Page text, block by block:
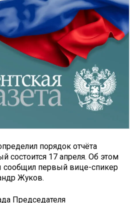
порядок отчёта
состоится 17 апреля. Об этом
сообщил первый вице-спикер
Жуков.
Председателя